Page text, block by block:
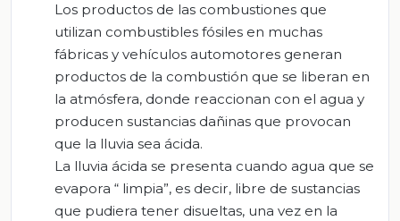
Los productos de las combustiones que
utilizan combustibles fósiles en muchas
fábricas y vehículos automotores generan
productos de la combustión que se liberan en
la atmósfera, donde reaccionan con el agua y
producen sustancias dañinas que provocan
que la lluvia sea ácida.
La lluvia ácida se presenta cuando agua que se
evapora “ limpia”, es decir, libre de sustancias
que pudiera tener disueltas, una vez en la